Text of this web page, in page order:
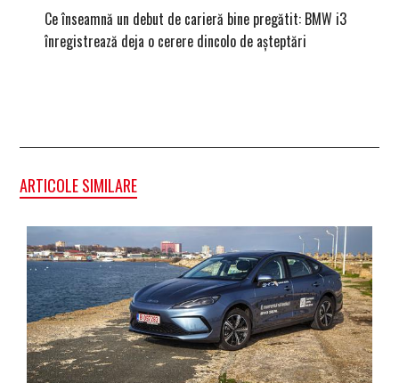
Ce înseamnă un debut de carieră bine pregătit: BMW i3
înregistrează deja o cerere dincolo de așteptări
ARTICOLE SIMILARE